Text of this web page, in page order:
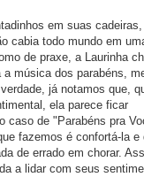
em suas cadeiras,
cabia todo mundo em
de praxe, a Laurinha
a música dos parabéns,
já notamos que,
ela parece ficar
caso de "Parabéns pra
fazemos é confortá-la e
de errado em chorar.
a lidar com seus